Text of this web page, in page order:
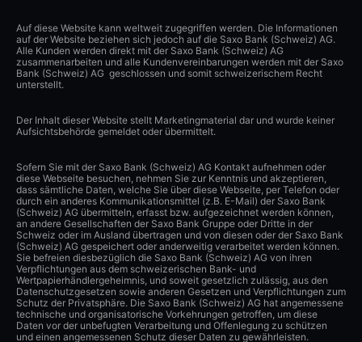
Auf diese Website kann weltweit zugegriffen werden. Die Informationen
auf der Website beziehen sich jedoch auf die Saxo Bank (Schweiz) AG.
Alle Kunden werden direkt mit der Saxo Bank (Schweiz) AG
zusammenarbeiten und alle Kundenvereinbarungen werden mit der Saxo
Bank (Schweiz) AG geschlossen und somit schweizerischem Recht
unterstellt.
Der Inhalt dieser Website stellt Marketingmaterial dar und wurde keiner
Aufsichtsbehörde gemeldet oder übermittelt.
Sofern Sie mit der Saxo Bank (Schweiz) AG Kontakt aufnehmen oder
diese Webseite besuchen, nehmen Sie zur Kenntnis und akzeptieren,
dass sämtliche Daten, welche Sie über diese Webseite, per Telefon oder
durch ein anderes Kommunikationsmittel (z.B. E-Mail) der Saxo Bank
(Schweiz) AG übermitteln, erfasst bzw. aufgezeichnet werden können,
an andere Gesellschaften der Saxo Bank Gruppe oder Dritte in der
Schweiz oder im Ausland übertragen und von diesen oder der Saxo Bank
(Schweiz) AG gespeichert oder anderweitig verarbeitet werden können.
Sie befreien diesbezüglich die Saxo Bank (Schweiz) AG von ihren
Verpflichtungen aus dem schweizerischen Bank- und
Wertpapierhändlergeheimnis, und soweit gesetzlich zulässig, aus den
Datenschutzgesetzen sowie anderen Gesetzen und Verpflichtungen zum
Schutz der Privatsphäre. Die Saxo Bank (Schweiz) AG hat angemessene
technische und organisatorische Vorkehrungen getroffen, um diese
Daten vor der unbefugten Verarbeitung und Offenlegung zu schützen
und einen angemessenen Schutz dieser Daten zu gewährleisten.